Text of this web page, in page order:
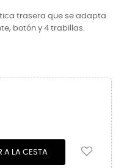
trasera que se adapta
botón y 4 trabillas.
A LA CESTA